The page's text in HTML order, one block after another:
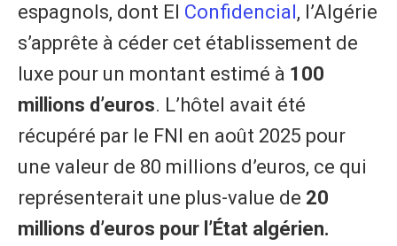
espagnols, dont El Confidencial, l’Algérie
s’apprête à céder cet établissement de
luxe pour un montant estimé à 100
millions d’euros. L’hôtel avait été
récupéré par le FNI en août 2025 pour
une valeur de 80 millions d’euros, ce qui
représenterait une plus-value de 20
millions d’euros pour l’État algérien.